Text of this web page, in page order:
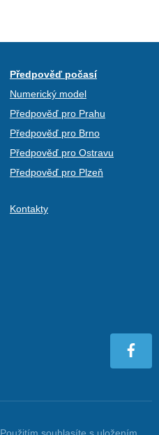
Předpověď počasí
Numerický model
Předpověď pro Prahu
Předpověď pro Brno
Předpověď pro Ostravu
Předpověď pro Plzeň
Kontakty
Použitím souhlasíte s uložením